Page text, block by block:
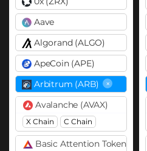
Aave
Algorand (ALGO)
ApeCoin (APE)
Arbitrum (ARB)
×
Avalanche (AVAX)
X Chain C Chain
Basic Attention Token (BAT)